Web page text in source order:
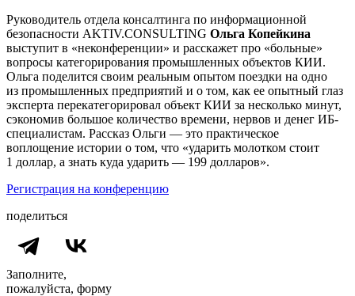
Руководитель отдела консалтинга по информационной
безопасности AKTIV.CONSULTING Ольга Копейкина
выступит в «неконференции» и расскажет про «больные»
вопросы категорирования промышленных объектов КИИ.
Ольга поделится своим реальным опытом поездки на одно
из промышленных предприятий и о том, как ее опытный глаз
эксперта перекатегорировал объект КИИ за несколько минут,
сэкономив большое количество времени, нервов и денег ИБ-
специалистам. Рассказ Ольги — это практическое
воплощение истории о том, что «ударить молотком стоит
1 доллар, а знать куда ударить — 199 долларов».
Регистрация на конференцию
поделиться
Заполните,
пожалуйста, форму